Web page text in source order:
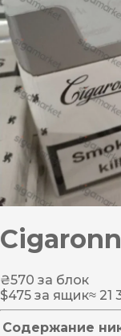
₴570 за блок
$475 за ящик≈ 21
Содержание